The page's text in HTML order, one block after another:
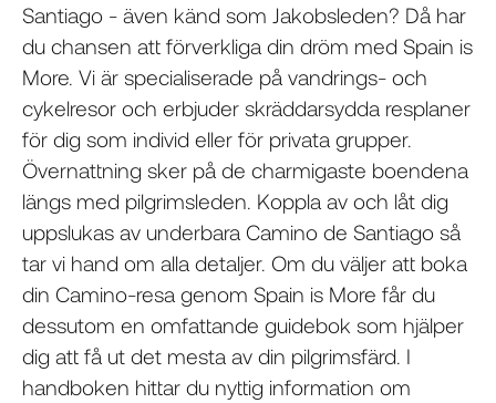
Santiago - även känd som Jakobsleden? Då har
du chansen att förverkliga din dröm med Spain is
More. Vi är specialiserade på vandrings- och
cykelresor och erbjuder skräddarsydda resplaner
för dig som individ eller för privata grupper.
Övernattning sker på de charmigaste boendena
längs med pilgrimsleden. Koppla av och låt dig
uppslukas av underbara Camino de Santiago så
tar vi hand om alla detaljer. Om du väljer att boka
din Camino-resa genom Spain is More får du
dessutom en omfattande guidebok som hjälper
dig att få ut det mesta av din pilgrimsfärd. I
handboken hittar du nyttig information om